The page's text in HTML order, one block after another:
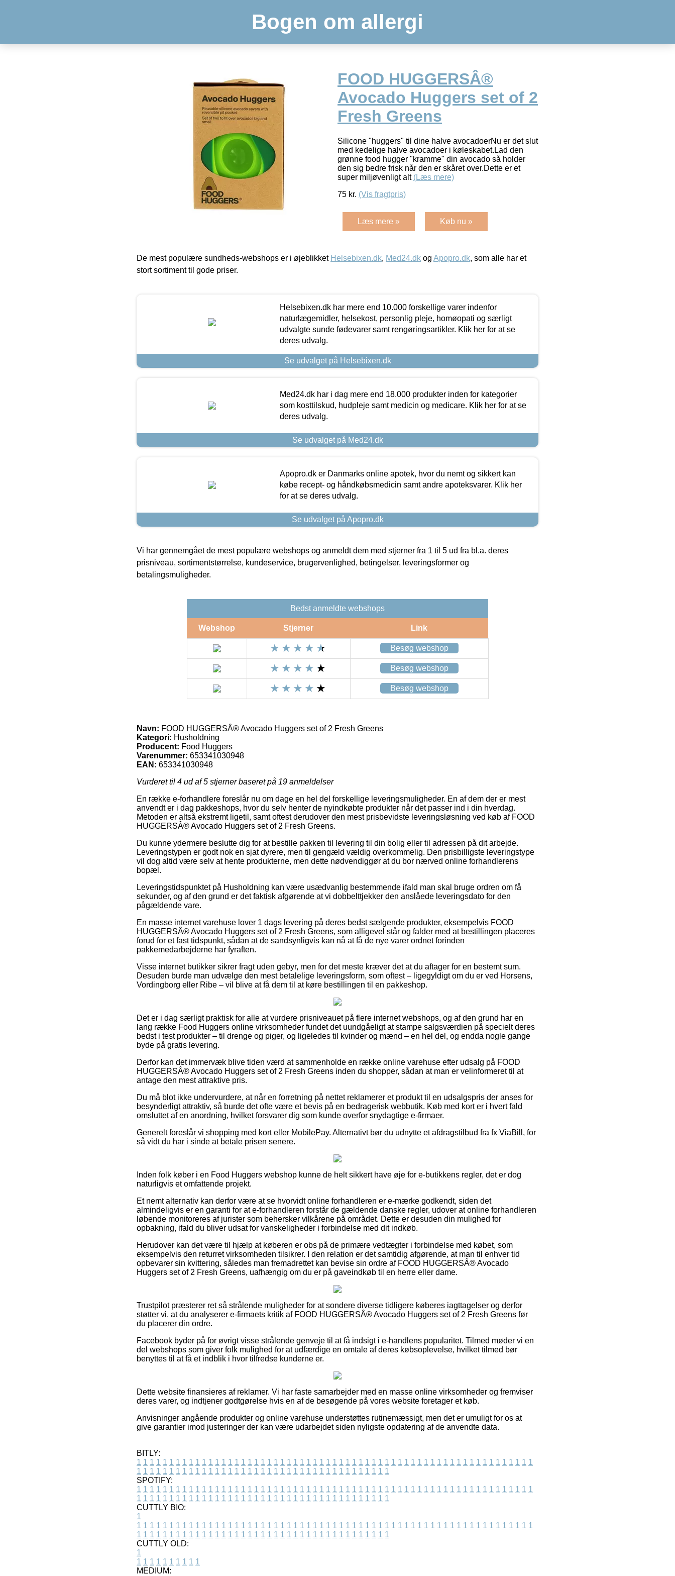
Bogen om allergi
FOOD HUGGERSÂ®
Avocado Huggers set of 2
Fresh Greens
Silicone "huggers" til dine halve avocadoerNu er det slut
med kedelige halve avocadoer i køleskabet.Lad den
grønne food hugger "kramme" din avocado så holder
den sig bedre frisk når den er skåret over.Dette er et
super miljøvenligt alt (Læs mere)
75 kr. (Vis fragtpris)
Læs mere » Køb nu »
De mest populære sundheds-webshops er i øjeblikket Helsebixen.dk, Med24.dk og Apopro.dk, som alle har et
stort sortiment til gode priser.
Helsebixen.dk har mere end 10.000 forskellige varer indenfor
naturlægemidler, helsekost, personlig pleje, homøopati og særligt
udvalgte sunde fødevarer samt rengøringsartikler. Klik her for at se
deres udvalg.
Se udvalget på Helsebixen.dk
Med24.dk har i dag mere end 18.000 produkter inden for kategorier
som kosttilskud, hudpleje samt medicin og medicare. Klik her for at se
deres udvalg.
Se udvalget på Med24.dk
Apopro.dk er Danmarks online apotek, hvor du nemt og sikkert kan
købe recept- og håndkøbsmedicin samt andre apoteksvarer. Klik her
for at se deres udvalg.
Se udvalget på Apopro.dk
Vi har gennemgået de mest populære webshops og anmeldt dem med stjerner fra 1 til 5 ud fra bl.a. deres
prisniveau, sortimentstørrelse, kundeservice, brugervenlighed, betingelser, leveringsformer og
betalingsmuligheder.
Bedst anmeldte webshops
Webshop Stjerner Link
Besøg webshop
Besøg webshop
Besøg webshop
Navn: FOOD HUGGERSÂ® Avocado Huggers set of 2 Fresh Greens
Kategori: Husholdning
Producent: Food Huggers
Varenummer: 653341030948
EAN: 653341030948
Vurderet til 4 ud af 5 stjerner baseret på 19 anmeldelser
En række e-forhandlere foreslår nu om dage en hel del forskellige leveringsmuligheder. En af dem der er mest
anvendt er i dag pakkeshops, hvor du selv henter de nyindkøbte produkter når det passer ind i din hverdag.
Metoden er altså ekstremt ligetil, samt oftest derudover den mest prisbevidste leveringsløsning ved køb af FOOD
HUGGERSÂ® Avocado Huggers set of 2 Fresh Greens.
Du kunne ydermere beslutte dig for at bestille pakken til levering til din bolig eller til adressen på dit arbejde.
Leveringstypen er godt nok en sjat dyrere, men til gengæld vældig overkommelig. Den prisbilligste leveringstype
vil dog altid være selv at hente produkterne, men dette nødvendiggør at du bor nærved online forhandlerens
bopæl.
Leveringstidspunktet på Husholdning kan være usædvanlig bestemmende ifald man skal bruge ordren om få
sekunder, og af den grund er det faktisk afgørende at vi dobbelttjekker den anslåede leveringsdato for den
pågældende vare.
En masse internet varehuse lover 1 dags levering på deres bedst sælgende produkter, eksempelvis FOOD
HUGGERSÂ® Avocado Huggers set of 2 Fresh Greens, som alligevel står og falder med at bestillingen placeres
forud for et fast tidspunkt, sådan at de sandsynligvis kan nå at få de nye varer ordnet forinden
pakkemedarbejderne har fyraften.
Visse internet butikker sikrer fragt uden gebyr, men for det meste kræver det at du aftager for en bestemt sum.
Desuden burde man udvælge den mest betalelige leveringsform, som oftest – ligegyldigt om du er ved Horsens,
Vordingborg eller Ribe – vil blive at få dem til at køre bestillingen til en pakkeshop.
Det er i dag særligt praktisk for alle at vurdere prisniveauet på flere internet webshops, og af den grund har en
lang række Food Huggers online virksomheder fundet det uundgåeligt at stampe salgsværdien på specielt deres
bedst i test produkter – til drenge og piger, og ligeledes til kvinder og mænd – en hel del, og endda nogle gange
byde på gratis levering.
Derfor kan det immervæk blive tiden værd at sammenholde en række online varehuse efter udsalg på FOOD
HUGGERSÂ® Avocado Huggers set of 2 Fresh Greens inden du shopper, sådan at man er velinformeret til at
antage den mest attraktive pris.
Du må blot ikke undervurdere, at når en forretning på nettet reklamerer et produkt til en udsalgspris der anses for
besynderligt attraktiv, så burde det ofte være et bevis på en bedragerisk webbutik. Køb med kort er i hvert fald
omsluttet af en anordning, hvilket forsvarer dig som kunde overfor snydagtige e-firmaer.
Generelt foreslår vi shopping med kort eller MobilePay. Alternativt bør du udnytte et afdragstilbud fra fx ViaBill, for
så vidt du har i sinde at betale prisen senere.
Inden folk køber i en Food Huggers webshop kunne de helt sikkert have øje for e-butikkens regler, det er dog
naturligvis et omfattende projekt.
Et nemt alternativ kan derfor være at se hvorvidt online forhandleren er e-mærke godkendt, siden det
almindeligvis er en garanti for at e-forhandleren forstår de gældende danske regler, udover at online forhandleren
løbende monitoreres af jurister som behersker vilkårene på området. Dette er desuden din mulighed for
opbakning, ifald du bliver udsat for vanskeligheder i forbindelse med dit indkøb.
Herudover kan det være til hjælp at køberen er obs på de primære vedtægter i forbindelse med købet, som
eksempelvis den returret virksomheden tilsikrer. I den relation er det samtidig afgørende, at man til enhver tid
opbevarer sin kvittering, således man fremadrettet kan bevise sin ordre af FOOD HUGGERSÂ® Avocado
Huggers set of 2 Fresh Greens, uafhængig om du er på gaveindkøb til en herre eller dame.
Trustpilot præsterer ret så strålende muligheder for at sondere diverse tidligere køberes iagttagelser og derfor
støtter vi, at du analyserer e-firmaets kritik af FOOD HUGGERSÂ® Avocado Huggers set of 2 Fresh Greens før
du placerer din ordre.
Facebook byder på for øvrigt visse strålende genveje til at få indsigt i e-handlens popularitet. Tilmed møder vi en
del webshops som giver folk mulighed for at udfærdige en omtale af deres købsoplevelse, hvilket tilmed bør
benyttes til at få et indblik i hvor tilfredse kunderne er.
Dette website finansieres af reklamer. Vi har faste samarbejder med en masse online virksomheder og fremviser
deres varer, og indtjener godtgørelse hvis en af de besøgende på vores website foretager et køb.
Anvisninger angående produkter og online varehuse understøttes rutinemæssigt, men det er umuligt for os at
give garantier imod justeringer der kan være udarbejdet siden nyligste opdatering af de anvendte data.
BITLY:
1 1 1 1 1 1 1 1 1 1 1 1 1 1 1 1 1 1 1 1 1 1 1 1 1 1 1 1 1 1 1 1 1 1 1 1 1 1 1 1 1 1 1 1 1 1 1 1 1 1 1 1 1 1 1 1 1 1 1 1 1
1 1 1 1 1 1 1 1 1 1 1 1 1 1 1 1 1 1 1 1 1 1 1 1 1 1 1 1 1 1 1 1 1 1 1 1 1 1 1
SPOTIFY:
1 1 1 1 1 1 1 1 1 1 1 1 1 1 1 1 1 1 1 1 1 1 1 1 1 1 1 1 1 1 1 1 1 1 1 1 1 1 1 1 1 1 1 1 1 1 1 1 1 1 1 1 1 1 1 1 1 1 1 1 1
1 1 1 1 1 1 1 1 1 1 1 1 1 1 1 1 1 1 1 1 1 1 1 1 1 1 1 1 1 1 1 1 1 1 1 1 1 1 1
CUTTLY BIO:
1
1 1 1 1 1 1 1 1 1 1 1 1 1 1 1 1 1 1 1 1 1 1 1 1 1 1 1 1 1 1 1 1 1 1 1 1 1 1 1 1 1 1 1 1 1 1 1 1 1 1 1 1 1 1 1 1 1 1 1 1 1
1 1 1 1 1 1 1 1 1 1 1 1 1 1 1 1 1 1 1 1 1 1 1 1 1 1 1 1 1 1 1 1 1 1 1 1 1 1 1
CUTTLY OLD:
1
1 1 1 1 1 1 1 1 1 1
MEDIUM: